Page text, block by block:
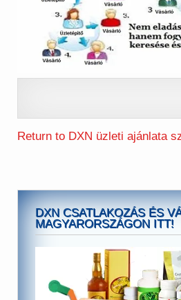
Return to DXN üzleti ajánlata
DXN CSATLAKOZÁS ÉS
MAGYARORSZÁGON ITT!